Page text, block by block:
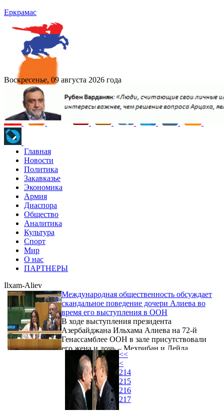
Еркрамас
Воскресенье, 09 августа 2026 года
Главная
Новости
Политика
Закавказье
Экономика
Армия
Диаспора
Общество
Аналитика
Культура
Спорт
Мир
О нас
ПАРТНЕРЫ
Ilxam-Aliev
Международная общественность обсуждает
скандальное поведение дочери Алиева во
время его выступления в ООН
В ходе выступления президента
Азербайджана Ильхама Алиева на 72-й
Генассамблее ООН в зале присутствовали
его жена и дочь – Мехрибан и Лейла
Алиевы.
<<
<
214
215
216
217